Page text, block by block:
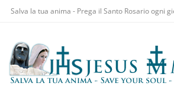
Salva la tua anima - Prega il Santo Rosario ogni